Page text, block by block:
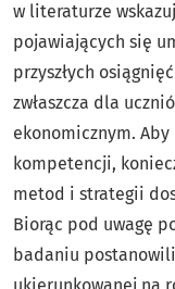
w literaturze
pojawiających się
przyszłych
zwłaszcza dla
ekonomicznym. Aby
kompetencji,
metod i strategii
Biorąc pod uwagę
badaniu